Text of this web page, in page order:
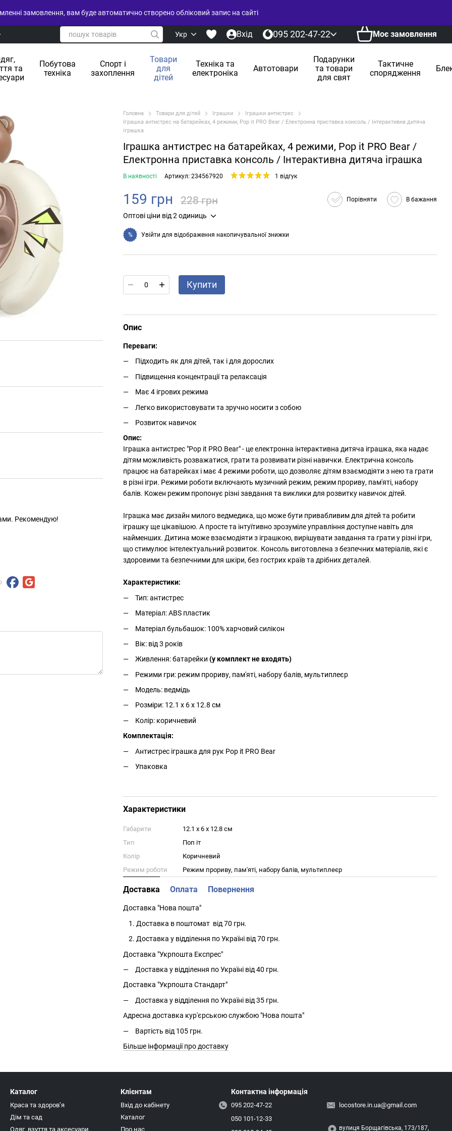
замовлення, вам буде автоматично створено обліковий запис на сайті
Укр Вхід 095 202-47-22 Моє замовлення
та
Побутова
техніка
Спорт і
захоплення
Товари
для
дітей
Техніка та
електроніка
Автотовари
Подарунки
та товари
для свят
Тактичне
спорядження
Рекомендую!
Головна Товари для дітей Іграшки
Іграшки антистрес
Іграшка антистрес на батарейках, 4 режими, Pop it PRO Bear / Електронна приставка консоль / Інтерактивна дитяча
іграшка
Іграшка антистрес на батарейках, 4 режими, Pop it PRO Bear /
Електронна приставка консоль / Інтерактивна дитяча іграшка
В наявності Артикул: 234567920 1 відгук
159 грн 228 грн Порівняти В бажання
Оптові ціни від 2 одиниць
% Увійти для відображення накопичувальної знижки
Купити
Опис
Переваги:
Підходить як для дітей, так і для дорослих
Підвищення концентрації та релаксація
Має 4 ігрових режима
Легко використовувати та зручно носити з собою
Розвиток навичок
Опис:
Іграшка антистрес "Pop it PRO Bear" - це електронна інтерактивна дитяча іграшка, яка надає
дітям можливість розважатися, грати та розвивати різні навички. Електрична консоль
працює на батарейках і має 4 режими роботи, що дозволяє дітям взаємодіяти з нею та грати
в різні ігри. Режими роботи включають музичний режим, режим прориву, пам'яті, набору
балів. Кожен режим пропонує різні завдання та виклики для розвитку навичок дітей.
Іграшка має дизайн милого ведмедика, що може бути привабливим для дітей та робити
іграшку ще цікавішою. А просте та інтуїтивно зрозуміле управління доступне навіть для
найменших. Дитина може взаємодіяти з іграшкою, вирішувати завдання та грати у різні ігри,
що стимулює інтелектуальний розвиток. Консоль виготовлена з безпечних матеріалів, які є
здоровими та безпечними для шкіри, без гострих країв та дрібних деталей.
Характеристики:
Тип: антистрес
Матеріал: ABS пластик
Матеріал бульбашок: 100% харчовий силікон
Вік: від 3 років
Живлення: батарейки (у комплект не входять)
Режими гри: режим прориву, пам'яті, набору балів, мультиплеєр
Модель: ведмідь
Розміри: 12.1 х 6 х 12.8 см
Колір: коричневий
Комплектація:
Антистрес іграшка для рук Pop it PRO Bear
Упаковка
Характеристики
Габарити
12.1 х 6 х 12.8 см
Тип
Поп іт
Колір
Коричневий
Режим роботи
Режим прориву, пам'яті, набору балів, мультиплеєр
Доставка Оплата Повернення
Доставка "Нова пошта"
Доставка в поштомат від 70 грн.
Доставка у відділення по Україні від 70 грн.
Доставка "Укрпошта Експрес"
Доставка у відділення по Україні від 40 грн.
Доставка "Укрпошта Стандарт"
Доставка у відділення по Україні від 35 грн.
Адресна доставка кур'єрською службою "Нова пошта"
Вартість від 105 грн.
Більше інформації про доставку
Каталог
Краса та здоровʼя
Дім та сад
Одяг, взуття та аксесуари
Клієнтам
Вхід до кабінету
Каталог
Про нас
Контактна інформація
095 202-47-22
050 101-12-33
locostore.in.ua@gmail.com
вулиця Борщагівська, 173/187,